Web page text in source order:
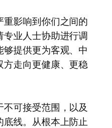
影响到你们之间的
专业人士协助进行调
提供更为客观、中
方走向更健康、更稳
可接受范围，以及
线。从根本上防止